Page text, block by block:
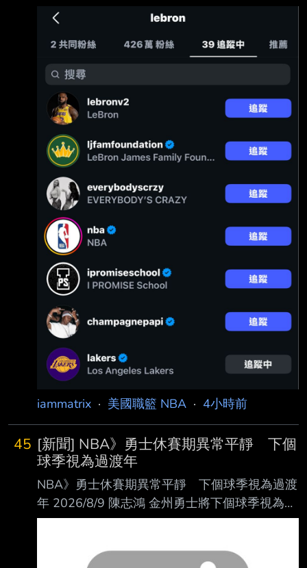
0.html?type=grab :
https://www.facebook.com/share/p/1Af7euCY4
4/?mibextid=wwXIfr : 湖人官方宣傳除名詹眉，
奪第17冠雙人組被跳過，詹姆斯8年1冠 : 2026
年8月7日，Los Angeles Lakers（洛杉磯湖人）
官方微博發布“隊史偉大雙人組”主 : 題盤點。配
文稱“有些組合靠時間沉澱經典，有些組合以冠
軍鑄就傳奇”，依次羅列了 M :
iammatrix · 美國職籃 NBA · 4小時前
45 [新聞] NBA》勇士休賽期異常平靜 下個
球季視為過渡年
NBA》勇士休賽期異常平靜 下個球季視為過渡
年 2026/8/9 陳志鴻 金州勇士將下個球季視為過
渡年，優先考慮陣容的穩定性和內部培養，總經
年保留了巨大的財務靈活性，屆時Stephen